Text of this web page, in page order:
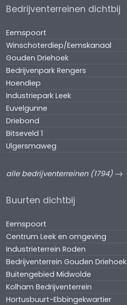
Bedrijventerreinen dichtbij
Eemspoort
Winschoterdiep/Eemskanaal
Gouden Driehoek
Bedrijvenpark Rengers
Hoendiep
Industriepark Leek
Euvelgunne
Driebond
Bitseveld 1
Ulgersmaweg
alle bedrijventerreinen (1794)
Buurten dichtbij
Eemspoort
Centrum Leek en omgeving
Industrieterrein Roden
Bedrijventerrein Gouden Driehoek
Buitengebied Midwolde
Kolham Bedrijventerrein
Hortusbuurt-Ebbingekwartier